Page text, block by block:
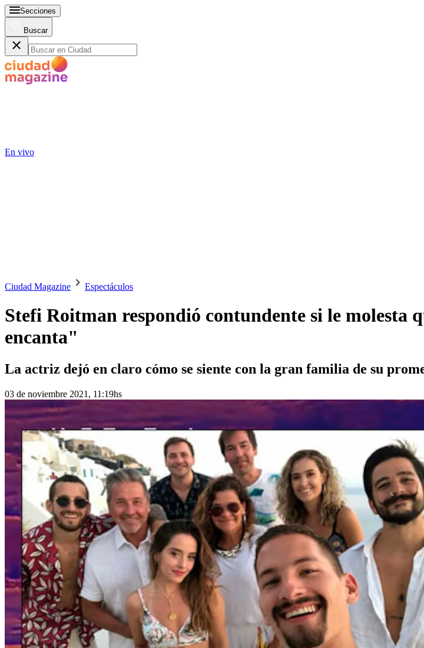
Secciones
Buscar
En vivo
Ciudad Magazine Espectáculos
Stefi Roitman respondió contundente si le molesta
encanta"
La actriz dejó en claro cómo se siente con la gran familia de su
03 de noviembre 2021, 11:19hs